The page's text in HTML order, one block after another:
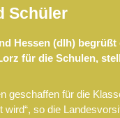
Schüler
Hessen (dlh)
für die Schulen,
geschaffen für die
so die